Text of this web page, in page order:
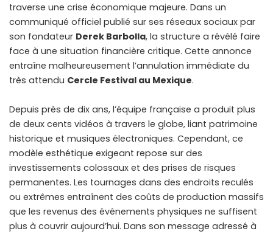
traverse une crise économique majeure. Dans un
communiqué officiel publié sur ses réseaux sociaux par
son fondateur Derek Barbolla, la structure a révélé faire
face à une situation financière critique. Cette annonce
entraîne malheureusement l’annulation immédiate du
très attendu Cercle Festival au Mexique.
Depuis près de dix ans, l’équipe française a produit plus
de deux cents vidéos à travers le globe, liant patrimoine
historique et musiques électroniques. Cependant, ce
modèle esthétique exigeant repose sur des
investissements colossaux et des prises de risques
permanentes. Les tournages dans des endroits reculés
ou extrêmes entraînent des coûts de production massifs
que les revenus des événements physiques ne suffisent
plus à couvrir aujourd’hui. Dans son message adressé à